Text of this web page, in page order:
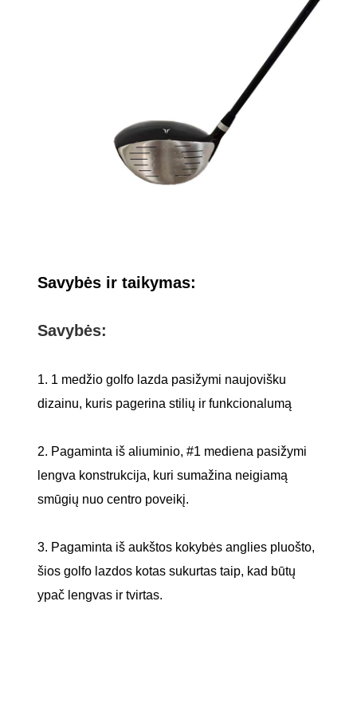
Savybės ir taikymas:
Savybės:
1. 1 medžio golfo lazda pasižymi naujovišku
dizainu, kuris pagerina stilių ir funkcionalumą
2. Pagaminta iš aliuminio, #1 mediena pasižymi
lengva konstrukcija, kuri sumažina neigiamą
smūgių nuo centro poveikį.
3. Pagaminta iš aukštos kokybės anglies pluošto,
šios golfo lazdos kotas sukurtas taip, kad būtų
ypač lengvas ir tvirtas.